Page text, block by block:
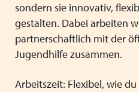
sondern sie innovativ,
gestalten. Dabei arbeiten
partnerschaftlich mit der
Jugendhilfe zusammen.
Arbeitszeit: Flexibel, wie du